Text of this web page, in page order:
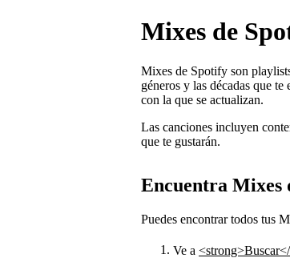
Mixes de
Mixes de Spotify son
géneros y las décadas que
con la que se actualizan.
Las canciones incluyen
que te gustarán.
Encuentra Mixes
Puedes encontrar todos tus
Ve a